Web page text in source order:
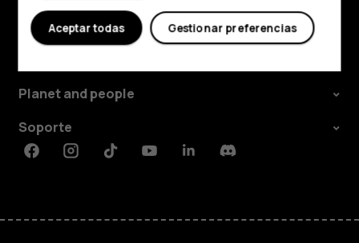
Comprar
Planet and people
Soporte
FacebookInstagramTiktokYoutubeLinkedinDiscord
Gestionar preferencias
Aceptar todas